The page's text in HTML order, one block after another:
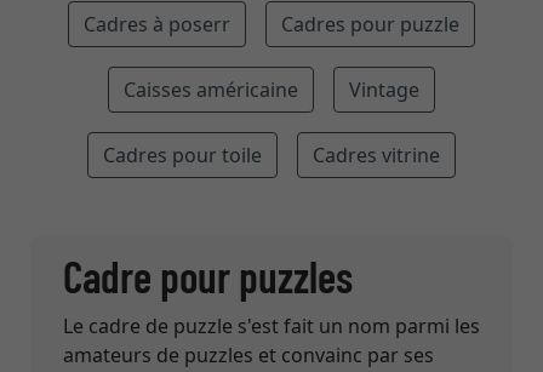
Cadres à poserr Cadres pour puzzle
Caisses américaine Vintage
Cadres pour toile Cadres vitrine
Cadre pour puzzles
Le cadre de puzzle s'est fait un nom parmi les
amateurs de puzzles et convainc par ses